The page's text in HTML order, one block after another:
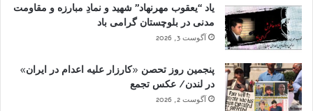
یاد “یعقوب مهرنهاد” شهید و نمادِ مبارزه و مقاومت
مدنی در بلوچستان گرامی باد
آگوست 3, 2026
پنجمین روز تحصن «کارزار علیه اعدام در ایران»
در لندن/ عکس تجمع
آگوست 2, 2026